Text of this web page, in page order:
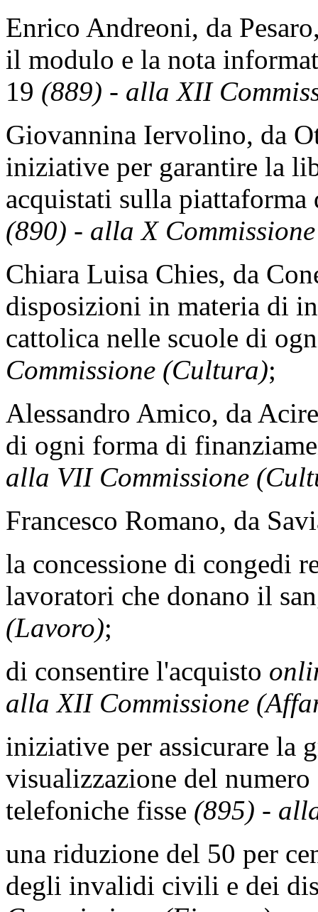
Enrico Andreoni, da
il modulo e la nota
19 (889) - alla XII
Giovannina Iervolino, da
iniziative per garantire la
acquistati sulla
(890) - alla X
Chiara Luisa Chies, da
disposizioni in materia di
cattolica nelle scuole di
Commissione (Cultura);
Alessandro Amico, da
di ogni forma di
alla VII Commissione
Francesco Romano, da
la concessione di congedi
lavoratori che donano il
(Lavoro);
di consentire l'acquisto
alla XII Commissione
iniziative per assicurare la
visualizzazione del
telefoniche fisse (895) -
una riduzione del 50 per
degli invalidi civili e dei